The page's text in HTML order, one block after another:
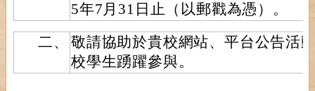
5年7月31日止（以郵戳為憑）。
二、
敬請協助於貴校網站、平台公告活
校學生踴躍參與。